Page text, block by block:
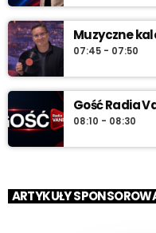
Muzyczne
07:45 - 07:50
Gość Radia
08:10 - 08:30
ARTYKUŁY